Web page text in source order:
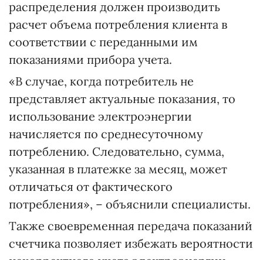
распределения должен производить
расчет объема потребления клиента в
соответствии с переданными им
показаниями прибора учета.
«В случае, когда потребитель не
представляет актуальные показания, то
использование электроэнергии
начисляется по среднесуточному
потреблению. Следовательно, сумма,
указанная в платежке за месяц, может
отличаться от фактического
потребления», – объяснили специалисты.
Также своевременная передача показаний
счетчика позволяет избежать вероятности